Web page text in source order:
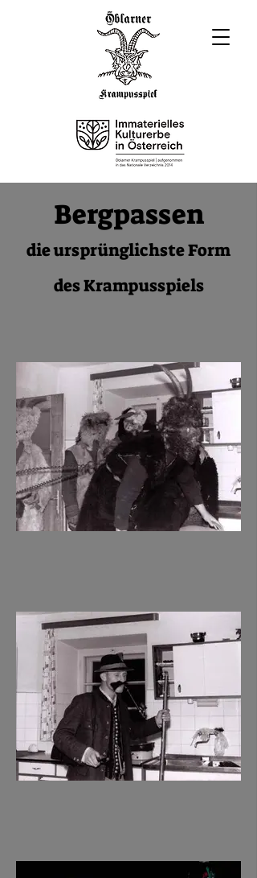
Bergpassen
die ursprünglichste Form
des Krampusspiels